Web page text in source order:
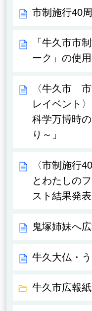
市制施行40
「牛久市市
ーク」の使
〈牛久市
レイベント
科学万博時
り～」
〈市制施行
とわたしの
スト結果発表
鬼塚姉妹へ
牛久大仏・
牛久市広報